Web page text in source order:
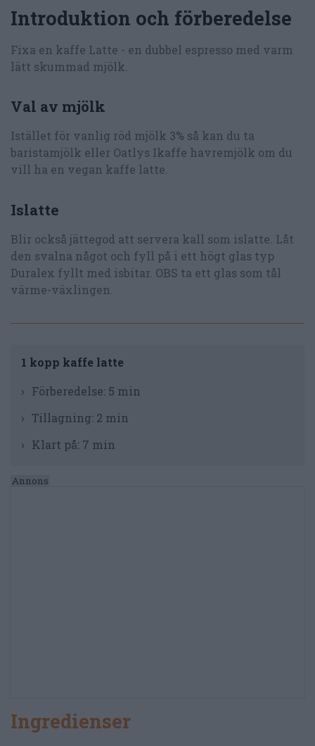
Introduktion och förberedelse
Fixa en kaffe Latte - en dubbel espresso med varm
lätt skummad mjölk.
Val av mjölk
Istället för vanlig röd mjölk 3% så kan du ta
baristamjölk eller Oatlys Ikaffe havremjölk om du
vill ha en vegan kaffe latte.
Islatte
Blir också jättegod att servera kall som islatte. Låt
den svalna något och fyll på i ett högt glas typ
Duralex fyllt med isbitar. OBS ta ett glas som tål
värme-växlingen.
1 kopp kaffe latte
Förberedelse: 5 min
Tillagning: 2 min
Klart på: 7 min
Ingredienser